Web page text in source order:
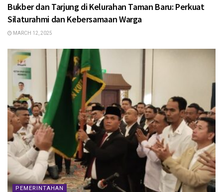
Bukber dan Tarjung di Kelurahan Taman Baru: Perkuat
Silaturahmi dan Kebersamaan Warga
MARCH 12, 2025
PEMERINTAHAN